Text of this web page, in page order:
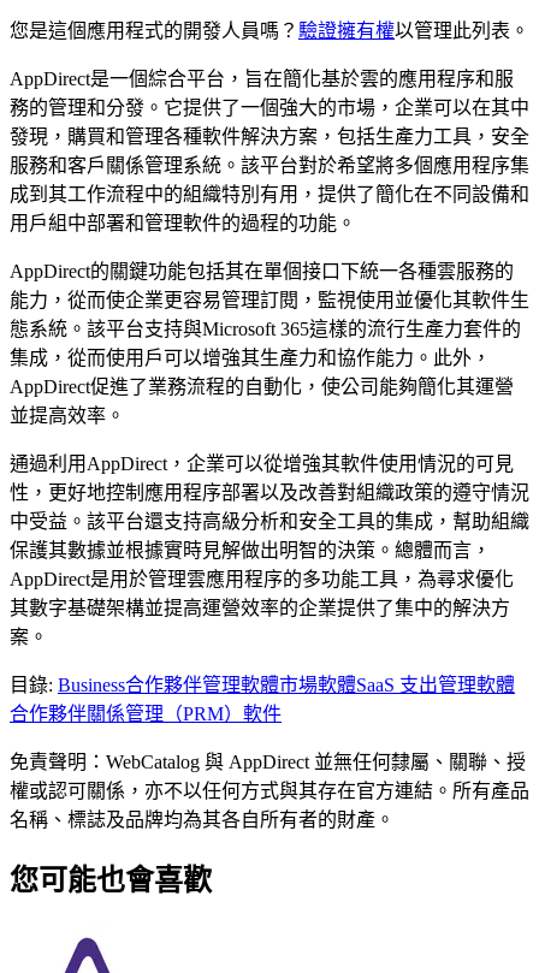
您是這個應用程式的開發人員嗎？ 驗證擁有權以管理此列表。
AppDirect是一個綜合平台，旨在簡化基於雲的應用程序和服
務的管理和分發。它提供了一個強大的市場，企業可以在其中
發現，購買和管理各種軟件解決方案，包括生產力工具，安全
服務和客戶關係管理系統。該平台對於希望將多個應用程序集
成到其工作流程中的組織特別有用，提供了簡化在不同設備和
用戶組中部署和管理軟件的過程的功能。
AppDirect的關鍵功能包括其在單個接口下統一各種雲服務的
能力，從而使企業更容易管理訂閱，監視使用並優化其軟件生
態系統。該平台支持與Microsoft 365這樣的流行生產力套件的
集成，從而使用戶可以增強其生產力和協作能力。此外，
AppDirect促進了業務流程的自動化，使公司能夠簡化其運營
並提高效率。
通過利用AppDirect，企業可以從增強其軟件使用情況的可見
性，更好地控制應用程序部署以及改善對組織政策的遵守情況
中受益。該平台還支持高級分析和安全工具的集成，幫助組織
保護其數據並根據實時見解做出明智的決策。總體而言，
AppDirect是用於管理雲應用程序的多功能工具，為尋求優化
其數字基礎架構並提高運營效率的企業提供了集中的解決方
案。
目錄: Business合作夥伴管理軟體市場軟體SaaS 支出管理軟體
合作夥伴關係管理（PRM）軟件
免責聲明：WebCatalog 與 AppDirect 並無任何隸屬、關聯、授
權或認可關係，亦不以任何方式與其存在官方連結。所有產品
名稱、標誌及品牌均為其各自所有者的財產。
您可能也會喜歡